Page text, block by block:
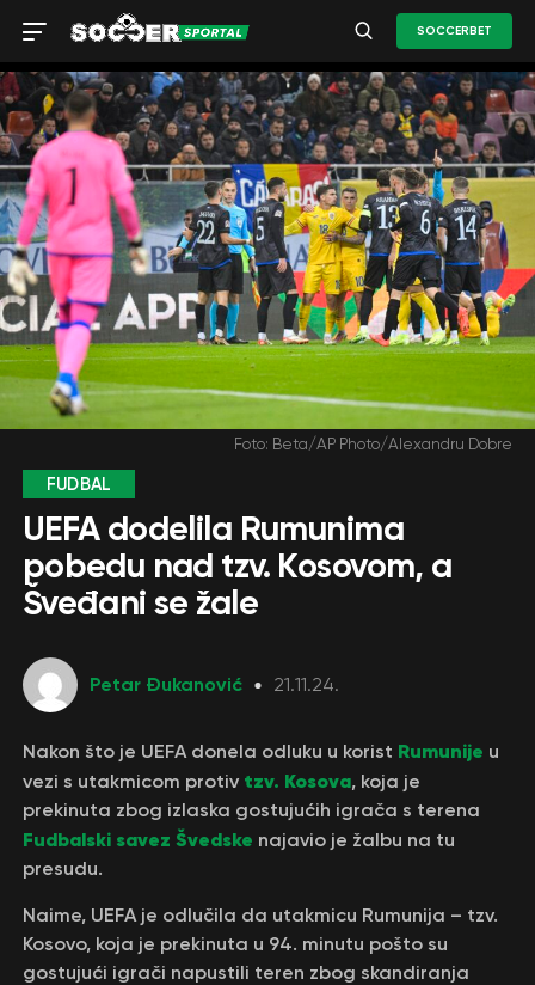
SOCCERBET
Foto: Beta/AP Photo/Alexandru Dobre
FUDBAL
UEFA dodelila Rumunima
pobedu nad tzv. Kosovom, a
Šveđani se žale
Petar Đukanović 21.11.24.
Nakon što je UEFA donela odluku u korist Rumunije u
vezi s utakmicom protiv tzv. Kosova, koja je
prekinuta zbog izlaska gostujućih igrača s terena
Fudbalski savez Švedske najavio je žalbu na tu
presudu.
Naime, UEFA je odlučila da utakmicu Rumunija – tzv.
Kosovo, koja je prekinuta u 94. minutu pošto su
gostujući igrači napustili teren zbog skandiranja